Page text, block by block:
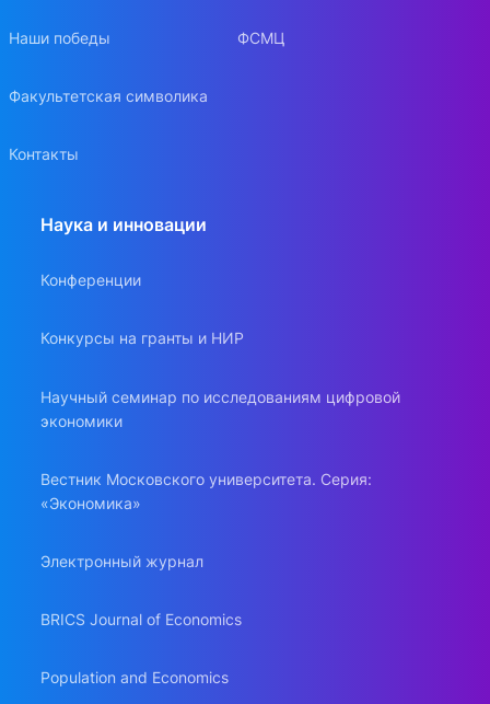
Наши победы
Факультетская символика
Контакты
ФСМЦ
Наука и инновации
Конференции
Конкурсы на гранты и НИР
Научный семинар по исследованиям цифровой
экономики
Вестник Московского университета. Серия:
«Экономика»
Электронный журнал
BRICS Journal of Economics
Population and Economics